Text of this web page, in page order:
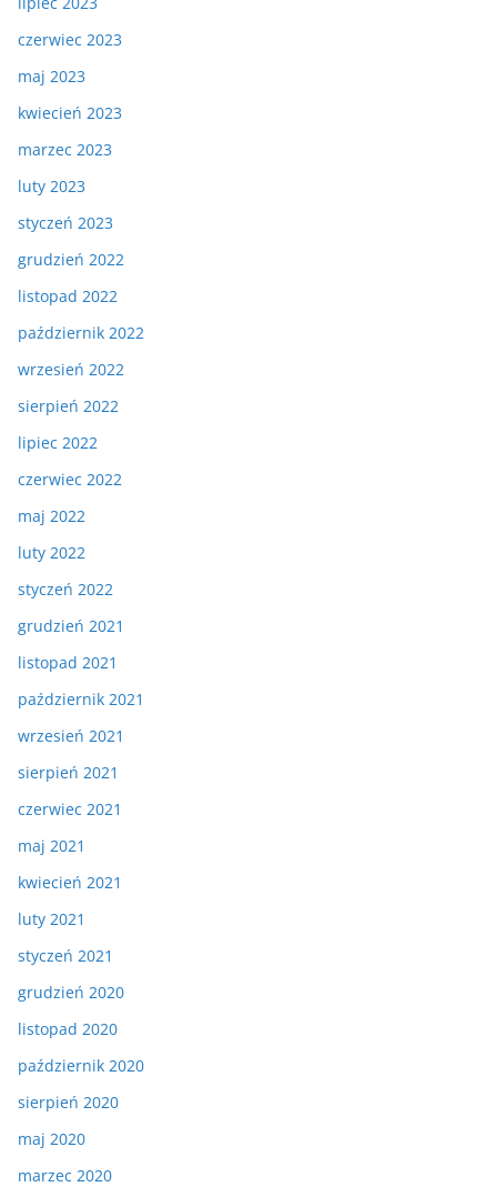
czerwiec 2023
maj 2023
kwiecień 2023
marzec 2023
luty 2023
styczeń 2023
grudzień 2022
listopad 2022
październik 2022
wrzesień 2022
sierpień 2022
lipiec 2022
czerwiec 2022
maj 2022
luty 2022
styczeń 2022
grudzień 2021
listopad 2021
październik 2021
wrzesień 2021
sierpień 2021
czerwiec 2021
maj 2021
kwiecień 2021
luty 2021
styczeń 2021
grudzień 2020
listopad 2020
październik 2020
sierpień 2020
maj 2020
marzec 2020